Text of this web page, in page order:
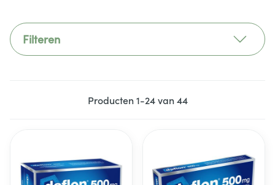
Filteren
Producten1-24van44